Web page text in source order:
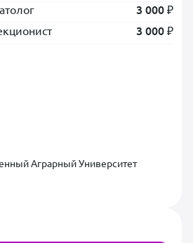
3 000 ₽
3 000 ₽
Аграрный Университет